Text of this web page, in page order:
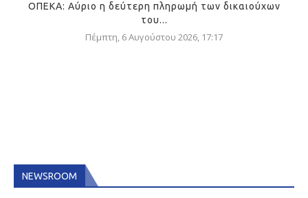
ΟΠΕΚΑ: Αύριο η δεύτερη πληρωμή των δικαιούχων
του...
Πέμπτη, 6 Αυγούστου 2026, 17:17
NEWSROOM